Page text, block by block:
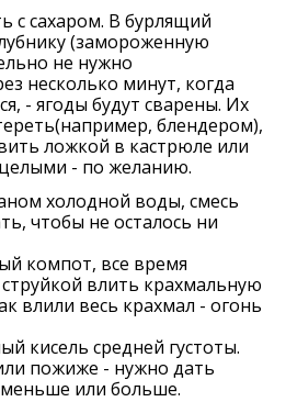
с сахаром. В бурлящий
(замороженную
не нужно
несколько минут, когда
- ягоды будут сварены. Их
блендером),
ложкой в кастрюле или
- по желанию.
холодной воды, смесь
чтобы не осталось ни
компот, все время
влить крахмальную
влили весь крахмал - огонь
кисель средней густоты.
пожиже - нужно дать
или больше.